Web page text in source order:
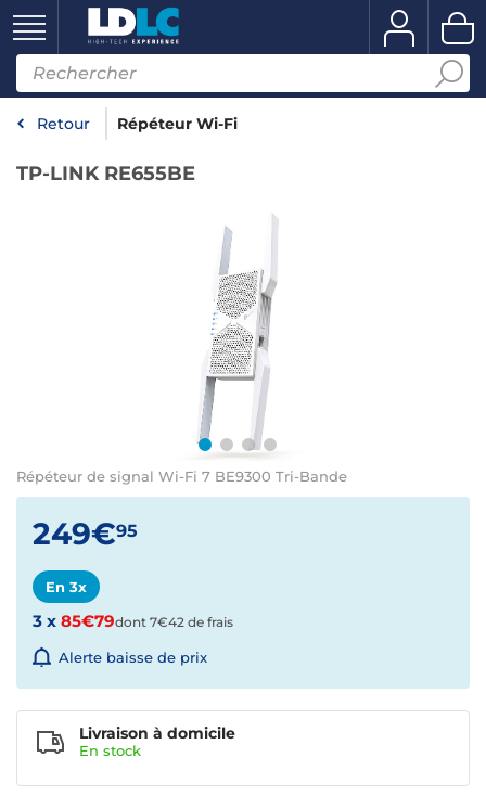
Retour Répéteur Wi-Fi
TP-LINK RE655BE
Répéteur de signal Wi-Fi 7 BE9300 Tri-Bande
249€95
En 3x
3 x 85€79dont 7€42 de frais
Alerte baisse de prix
Livraison à domicile
En stock